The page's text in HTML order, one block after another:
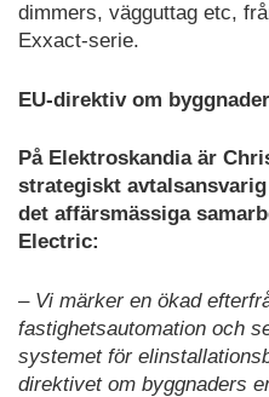
dimmers, vägguttag etc,
Exxact-serie.
EU-direktiv om
På Elektroskandia är
strategiskt
det affärsmässiga
Electric:
– Vi märker en ökad
fastighetsautomation och
systemet för
direktivet om byggnaders